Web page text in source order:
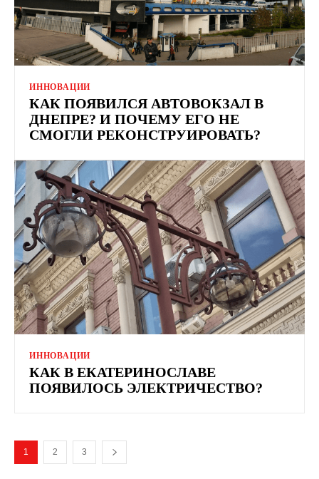
ИННОВАЦИИ
КАК ПОЯВИЛСЯ АВТОВОКЗАЛ В
ДНЕПРЕ? И ПОЧЕМУ ЕГО НЕ
СМОГЛИ РЕКОНСТРУИРОВАТЬ?
ИННОВАЦИИ
КАК В ЕКАТЕРИНОСЛАВЕ
ПОЯВИЛОСЬ ЭЛЕКТРИЧЕСТВО?
1 2 3